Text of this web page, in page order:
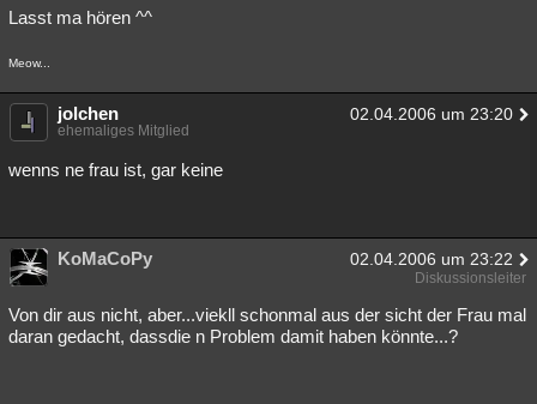
Lesenswert
Lasst ma hören ^^
Meow...
jolchen 02.04.2006 um 23:20
ehemaliges Mitglied
wenns ne frau ist, gar keine
KoMaCoPy 02.04.2006 um 23:22
Diskussionsleiter
Von dir aus nicht, aber...viekll schonmal aus der sicht der Frau mal
daran gedacht, dassdie n Problem damit haben könnte...?